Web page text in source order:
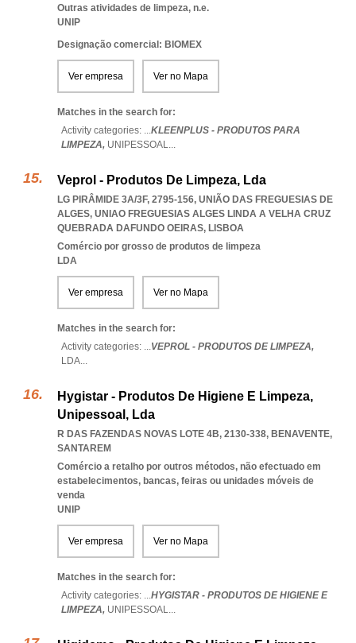
Outras atividades de limpeza, n.e.
UNIP
Designação comercial: BIOMEX
Ver empresa Ver no Mapa
Matches in the search for:
Activity categories: ...KLEENPLUS - PRODUTOS PARA
LIMPEZA, UNIPESSOAL...
Veprol - Produtos De Limpeza, Lda
LG PIRÂMIDE 3A/3F, 2795-156, UNIÃO DAS FREGUESIAS DE
ALGES, UNIAO FREGUESIAS ALGES LINDA A VELHA CRUZ
QUEBRADA DAFUNDO OEIRAS, LISBOA
Comércio por grosso de produtos de limpeza
LDA
Ver empresa Ver no Mapa
Matches in the search for:
Activity categories: ...VEPROL - PRODUTOS DE LIMPEZA,
LDA...
Hygistar - Produtos De Higiene E Limpeza,
Unipessoal, Lda
R DAS FAZENDAS NOVAS LOTE 4B, 2130-338, BENAVENTE,
SANTAREM
Comércio a retalho por outros métodos, não efectuado em
estabelecimentos, bancas, feiras ou unidades móveis de
venda
UNIP
Ver empresa Ver no Mapa
Matches in the search for:
Activity categories: ...HYGISTAR - PRODUTOS DE HIGIENE E
LIMPEZA, UNIPESSOAL...